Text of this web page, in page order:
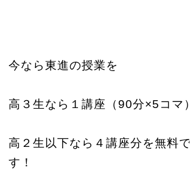
今なら東進の授業を
高３生なら１講座（90分×5コマ
高２生以下なら４講座分を無料
す！